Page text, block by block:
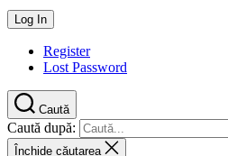
Register
Lost Password
Caută
Caută după:
Închide căutarea